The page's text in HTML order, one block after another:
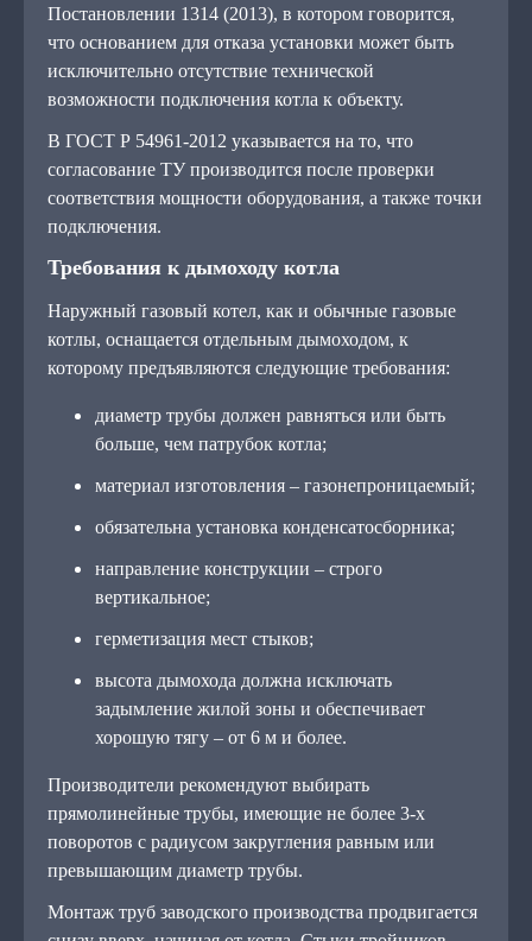
Постановлении 1314 (2013), в котором говорится,
что основанием для отказа установки может быть
исключительно отсутствие технической
возможности подключения котла к объекту.
В ГОСТ Р 54961-2012 указывается на то, что
согласование ТУ производится после проверки
соответствия мощности оборудования, а также точки
подключения.
Требования к дымоходу котла
Наружный газовый котел, как и обычные газовые
котлы, оснащается отдельным дымоходом, к
которому предъявляются следующие требования:
диаметр трубы должен равняться или быть
больше, чем патрубок котла;
материал изготовления – газонепроницаемый;
обязательна установка конденсатосборника;
направление конструкции – строго
вертикальное;
герметизация мест стыков;
высота дымохода должна исключать
задымление жилой зоны и обеспечивает
хорошую тягу – от 6 м и более.
Производители рекомендуют выбирать
прямолинейные трубы, имеющие не более 3-х
поворотов с радиусом закругления равным или
превышающим диаметр трубы.
Монтаж труб заводского производства продвигается